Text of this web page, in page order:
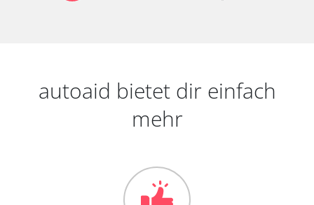
autoaid bietet dir einfach
mehr